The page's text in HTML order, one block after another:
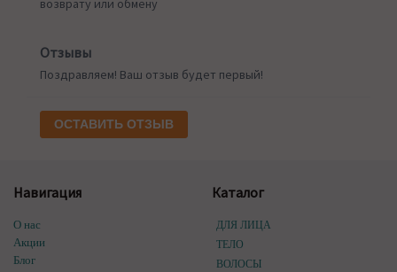
возврату или обмену
Отзывы
Поздравляем! Ваш отзыв будет первый!
ОСТАВИТЬ ОТЗЫВ
Навигация
О нас
Акции
Блог
Каталог
ДЛЯ ЛИЦА
ТЕЛО
ВОЛОСЫ